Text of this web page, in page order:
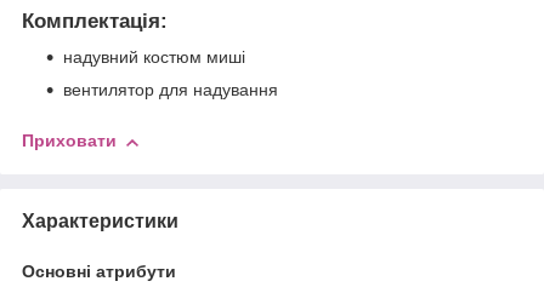
Комплектація:
надувний костюм миші
вентилятор для надування
Приховати
Характеристики
Основні атрибути